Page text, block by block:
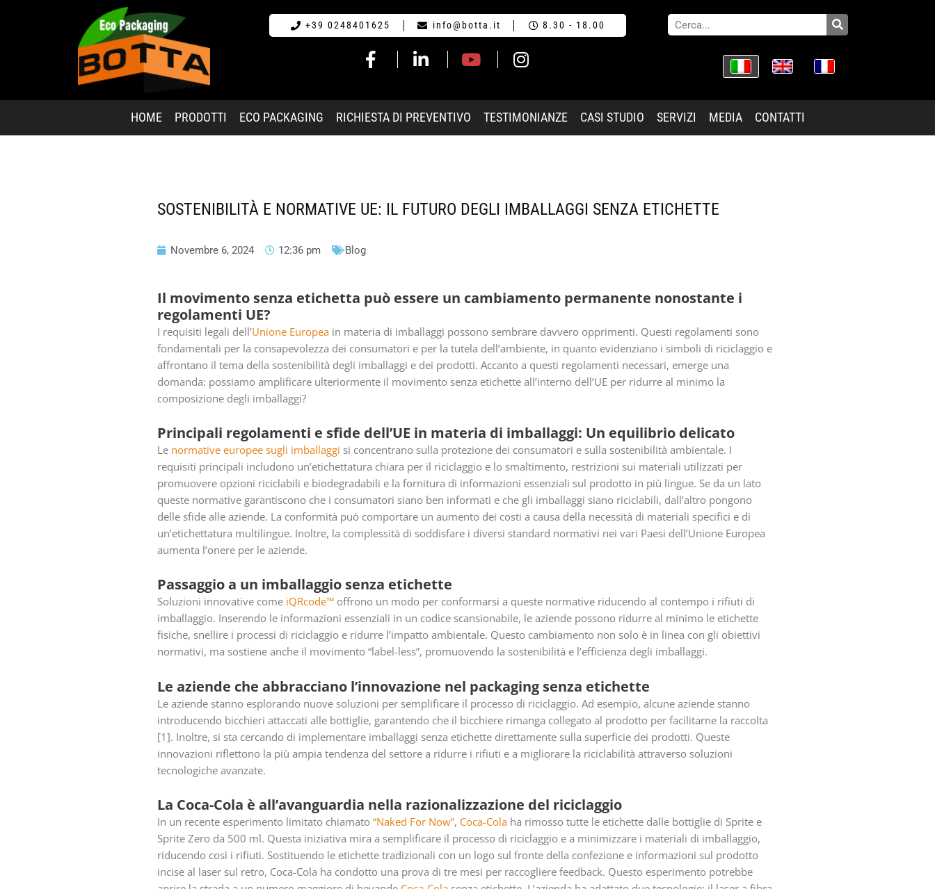
+39 0248401625 info@botta.it 8.30 - 18.00
HOME PRODOTTI ECO PACKAGING RICHIESTA DI PREVENTIVO TESTIMONIANZE CASI STUDIO SERVIZI MEDIA CONTATTI
SOSTENIBILITÀ E NORMATIVE UE: IL FUTURO DEGLI IMBALLAGGI SENZA ETICHETTE
Novembre 6, 2024 12:36 pm Blog
Il movimento senza etichetta può essere un cambiamento permanente nonostante i
regolamenti UE?
I requisiti legali dell’Unione Europea in materia di imballaggi possono sembrare davvero opprimenti. Questi regolamenti sono
fondamentali per la consapevolezza dei consumatori e per la tutela dell’ambiente, in quanto evidenziano i simboli di riciclaggio e
affrontano il tema della sostenibilità degli imballaggi e dei prodotti. Accanto a questi regolamenti necessari, emerge una
domanda: possiamo amplificare ulteriormente il movimento senza etichette all’interno dell’UE per ridurre al minimo la
composizione degli imballaggi?
Principali regolamenti e sfide dell’UE in materia di imballaggi: Un equilibrio delicato
Le normative europee sugli imballaggi si concentrano sulla protezione dei consumatori e sulla sostenibilità ambientale. I
requisiti principali includono un’etichettatura chiara per il riciclaggio e lo smaltimento, restrizioni sui materiali utilizzati per
promuovere opzioni riciclabili e biodegradabili e la fornitura di informazioni essenziali sul prodotto in più lingue. Se da un lato
queste normative garantiscono che i consumatori siano ben informati e che gli imballaggi siano riciclabili, dall’altro pongono
delle sfide alle aziende. La conformità può comportare un aumento dei costi a causa della necessità di materiali specifici e di
un’etichettatura multilingue. Inoltre, la complessità di soddisfare i diversi standard normativi nei vari Paesi dell’Unione Europea
aumenta l’onere per le aziende.
Passaggio a un imballaggio senza etichette
Soluzioni innovative come iQRcode™ offrono un modo per conformarsi a queste normative riducendo al contempo i rifiuti di
imballaggio. Inserendo le informazioni essenziali in un codice scansionabile, le aziende possono ridurre al minimo le etichette
fisiche, snellire i processi di riciclaggio e ridurre l’impatto ambientale. Questo cambiamento non solo è in linea con gli obiettivi
normativi, ma sostiene anche il movimento “label-less”, promuovendo la sostenibilità e l’efficienza degli imballaggi.
Le aziende che abbracciano l’innovazione nel packaging senza etichette
Le aziende stanno esplorando nuove soluzioni per semplificare il processo di riciclaggio. Ad esempio, alcune aziende stanno
introducendo bicchieri attaccati alle bottiglie, garantendo che il bicchiere rimanga collegato al prodotto per facilitarne la raccolta
[1]. Inoltre, si sta cercando di implementare imballaggi senza etichette direttamente sulla superficie dei prodotti. Queste
innovazioni riflettono la più ampia tendenza del settore a ridurre i rifiuti e a migliorare la riciclabilità attraverso soluzioni
tecnologiche avanzate.
La Coca-Cola è all’avanguardia nella razionalizzazione del riciclaggio
In un recente esperimento limitato chiamato “Naked For Now”, Coca-Cola ha rimosso tutte le etichette dalle bottiglie di Sprite e
Sprite Zero da 500 ml. Questa iniziativa mira a semplificare il processo di riciclaggio e a minimizzare i materiali di imballaggio,
riducendo così i rifiuti. Sostituendo le etichette tradizionali con un logo sul fronte della confezione e informazioni sul prodotto
incise al laser sul retro, Coca-Cola ha condotto una prova di tre mesi per raccogliere feedback. Questo esperimento potrebbe